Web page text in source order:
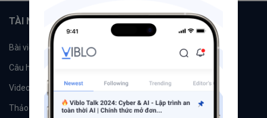
TÀI NGUYÊN
Bài viết
Câu hỏi
Videos Tác giả
Thảo luận Đề xuất hệ thống